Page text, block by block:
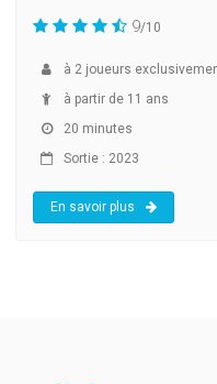
9/10
à 2 joueurs
à partir de 11 ans
20 minutes
Sortie : 2023
En savoir plus